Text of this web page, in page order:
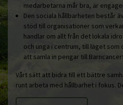
medarbetarna mår bra, är
Den sociala hållbarheten består
stöd till organisationer som
handlar om allt från det lokala
och unga i centrum, till laget
att samla in pengar till
Vårt sätt att bidra till ett bättre
runt arbeta med hållbarhet i fokus.